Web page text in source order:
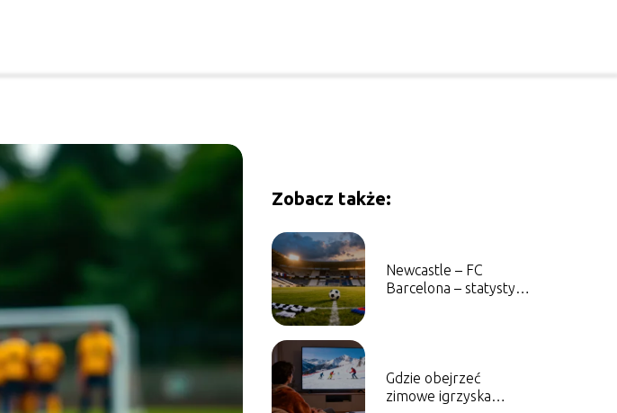
Zobacz także:
Newcastle – FC
Barcelona – statystyki,
Gdzie obejrzeć
zimowe igrzyska